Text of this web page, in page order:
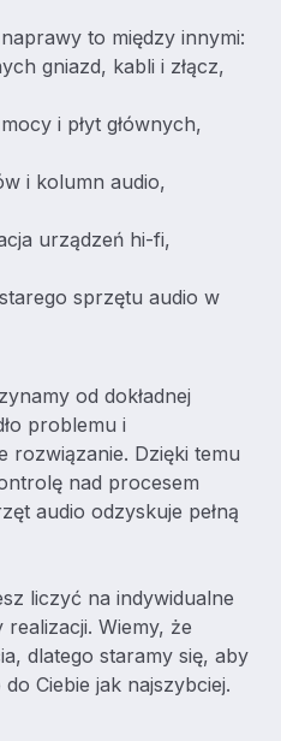
to między innymi:
gniazd, kabli i złącz,
i płyt głównych,
i kolumn audio,
urządzeń hi-fi,
sprzętu audio w
od dokładnej
problemu i
rozwiązanie. Dzięki temu
nad procesem
audio odzyskuje pełną
liczyć na indywidualne
Wiemy, że
dlatego staramy się, aby
Ciebie jak najszybciej.